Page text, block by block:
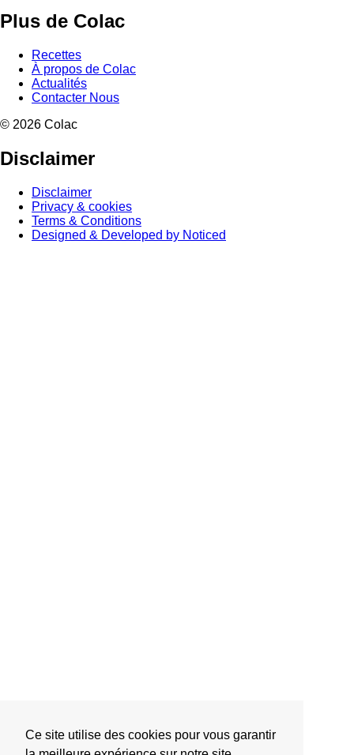
Ce site utilise des cookies pour vous garantir
Plus de Colac
Recettes
À propos de Colac
Actualités
Contacter Nous
© 2026 Colac
Disclaimer
Disclaimer
Privacy & cookies
Terms & Conditions
Designed & Developed by Noticed